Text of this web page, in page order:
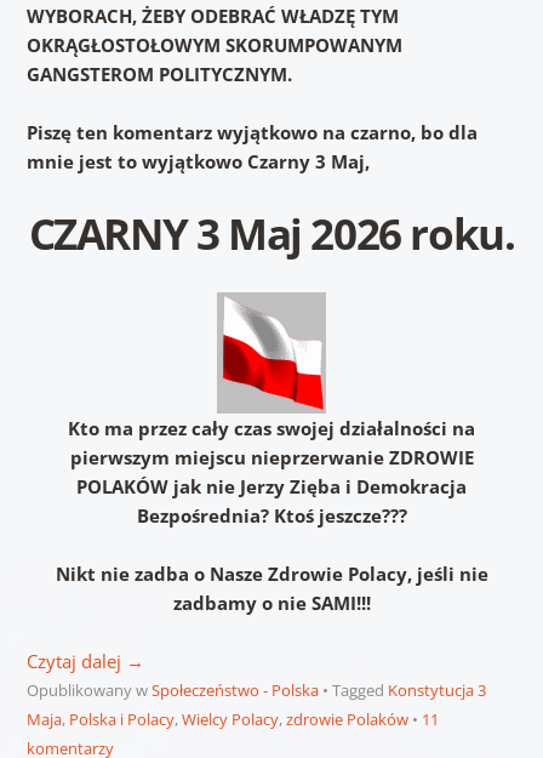
WYBORACH, ŻEBY ODEBRAĆ WŁADZĘ TYM
OKRĄGŁOSTOŁOWYM SKORUMPOWANYM
GANGSTEROM POLITYCZNYM.
Piszę ten komentarz wyjątkowo na czarno, bo dla
mnie jest to wyjątkowo Czarny 3 Maj,
CZARNY 3 Maj 2026 roku.
Kto ma przez cały czas swojej działalności na
pierwszym miejscu nieprzerwanie ZDROWIE
POLAKÓW jak nie Jerzy Zięba i Demokracja
Bezpośrednia? Ktoś jeszcze???
Nikt nie zadba o Nasze Zdrowie Polacy, jeśli nie
zadbamy o nie SAMI!!!
Czytaj dalej →
Opublikowany wSpołeczeństwo - Polska Tagged Konstytucja 3
Maja, Polska i Polacy,Wielcy Polacy,zdrowie Polaków
11
komentarzy